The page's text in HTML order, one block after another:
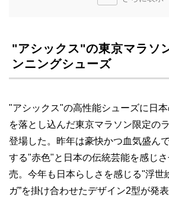
"アシックス"の東京マラソ
ンニングシューズ
"アシックス"の高性能シューズに日
を落とし込んだ東京マラソン限定の
登場した。昨年は豪快かつ血気盛ん
する"赤色"と日本の伝統芸能を感じ
売。今年も日本らしさを感じる"浮世
ガ”を掛け合わせたデザイン2型が発表